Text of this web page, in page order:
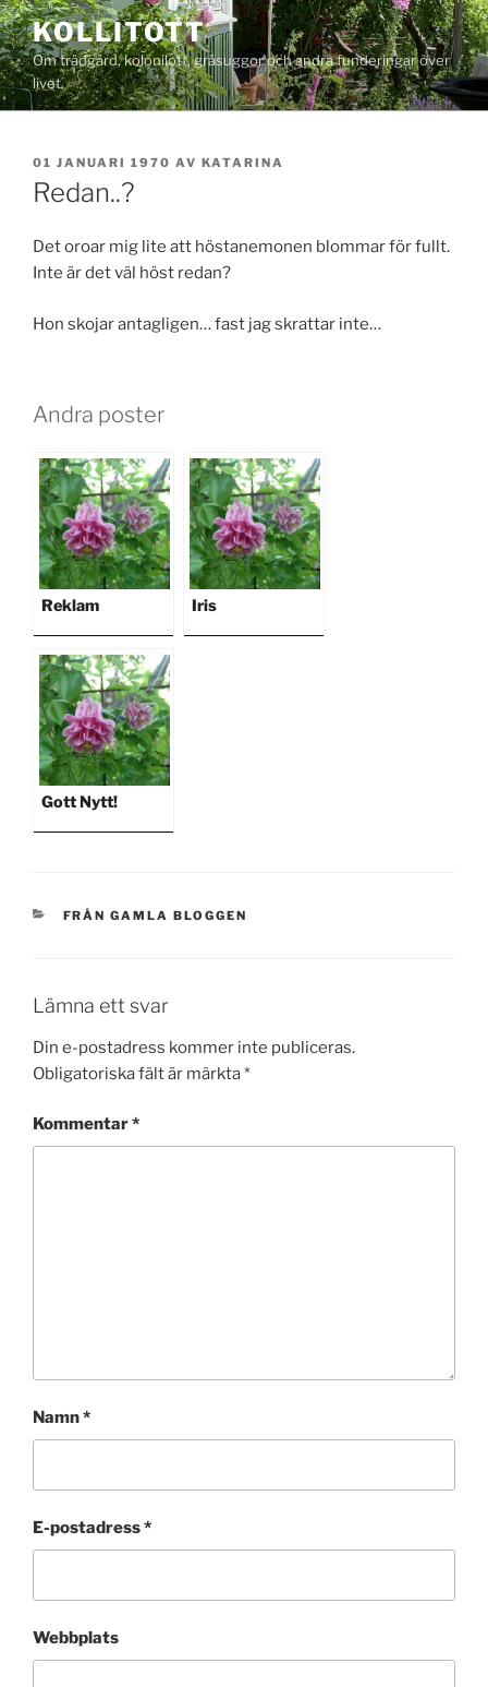
Hoppa
till
innehåll
KOLLITOTT
Om trädgård, kolonilott, gråsuggor och andra funderingar över
livet.
PUBLICERAT
01 JANUARI 1970 AV KATARINA
Redan..?
Det oroar mig lite att höstanemonen blommar för fullt.
Inte är det väl höst redan?
Hon skojar antagligen… fast jag skrattar inte…
Andra poster
Reklam Iris
Gott Nytt!
KATEGORIER
FRÅN GAMLA BLOGGEN
Lämna ett svar
Din e-postadress kommer inte publiceras.
Obligatoriska fält är märkta*
Kommentar*
Namn*
E-postadress*
Webbplats